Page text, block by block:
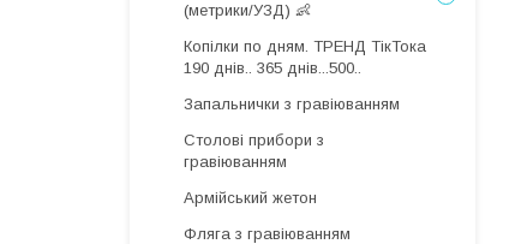
(метрики/УЗД) 👶
Копілки по дням. ТРЕНД ТікТока
190 днів.. 365 днів...500..
Запальнички з гравіюванням
Столові прибори з
гравіюванням
Армійський жетон
Фляга з гравіюванням